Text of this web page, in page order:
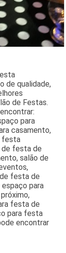
de qualidade,
de Festas.
para
casamento,
festa
de festa de
salão de
festa de
para
festa de
para festa
encontrar